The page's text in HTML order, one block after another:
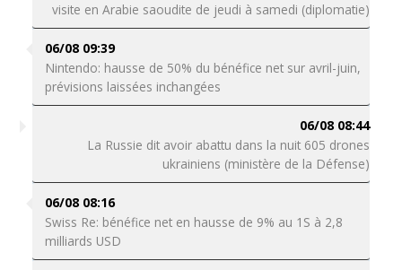
visite en Arabie saoudite de jeudi à samedi (diplomatie)
06/08 09:39
Nintendo: hausse de 50% du bénéfice net sur avril-juin,
prévisions laissées inchangées
06/08 08:44
La Russie dit avoir abattu dans la nuit 605 drones
ukrainiens (ministère de la Défense)
06/08 08:16
Swiss Re: bénéfice net en hausse de 9% au 1S à 2,8
milliards USD